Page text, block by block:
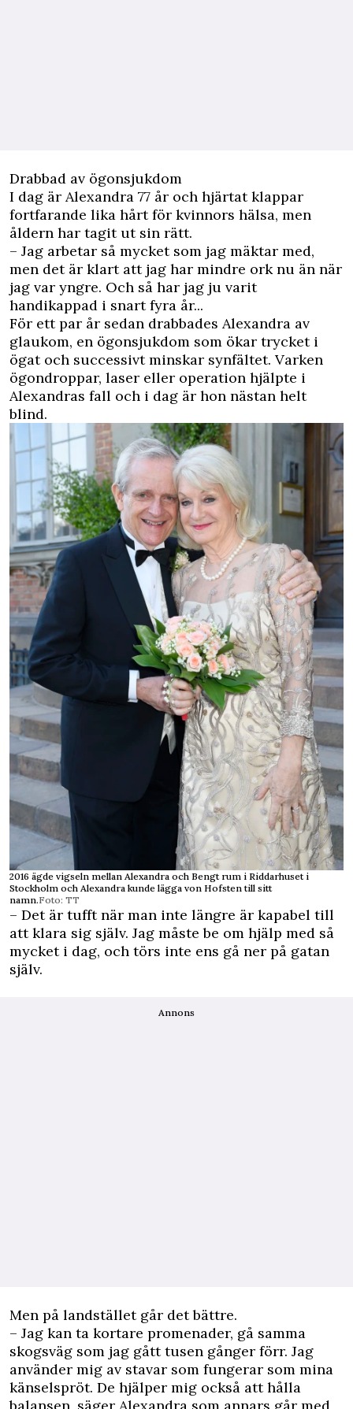
Drabbad av ögonsjukdom
I dag är Alexandra 77 år och hjärtat klappar
fortfarande lika hårt för kvinnors hälsa, men
åldern har tagit ut sin rätt.
– Jag arbetar så mycket som jag mäktar med,
men det är klart att jag har mindre ork nu än när
jag var yngre. Och så har jag ju varit
handikappad i snart fyra år...
För ett par år sedan drabbades Alexandra av
glaukom, en ögonsjukdom som ökar trycket i
ögat och successivt minskar synfältet. Varken
ögondroppar, laser eller operation hjälpte i
Alexandras fall och i dag är hon nästan helt
blind.
2016 ägde vigseln mellan Alexandra och Bengt rum i Riddarhuset i
Stockholm och Alexandra kunde lägga von Hofsten till sitt
namn.Foto: TT
– Det är tufft när man inte längre är kapabel till
att klara sig själv. Jag måste be om hjälp med så
mycket i dag, och törs inte ens gå ner på gatan
själv.
Annons
Men på landstället går det bättre.
– Jag kan ta kortare promenader, gå samma
skogsväg som jag gått tusen gånger förr. Jag
använder mig av stavar som fungerar som mina
känselspröt. De hjälper mig också att hålla